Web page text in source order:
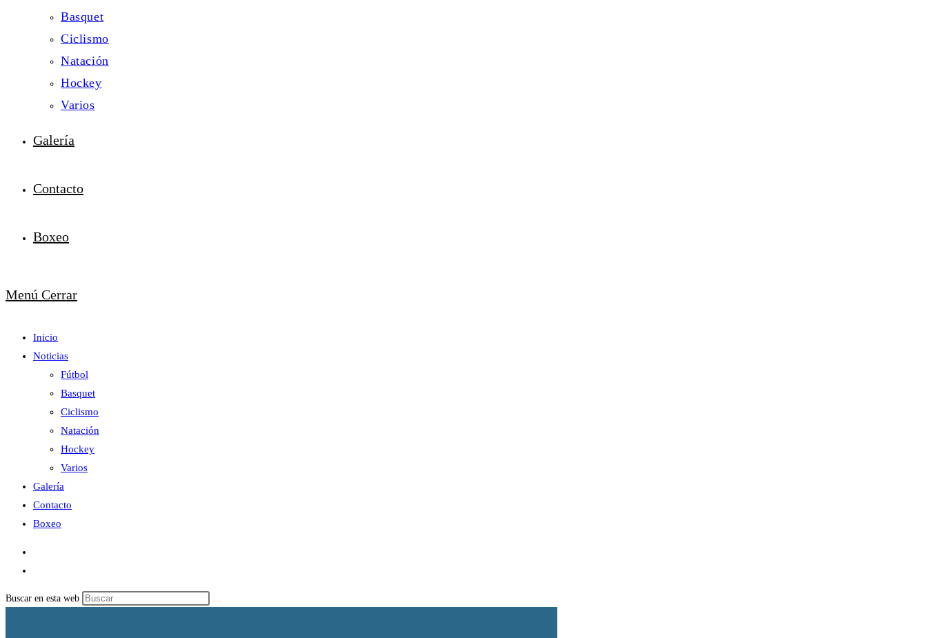
Basquet
Ciclismo
Natación
Hockey
Varios
Galería
Contacto
Boxeo
Menú Cerrar
Inicio
Noticias
Fútbol
Basquet
Ciclismo
Natación
Hockey
Varios
Galería
Contacto
Boxeo
Buscar en esta web